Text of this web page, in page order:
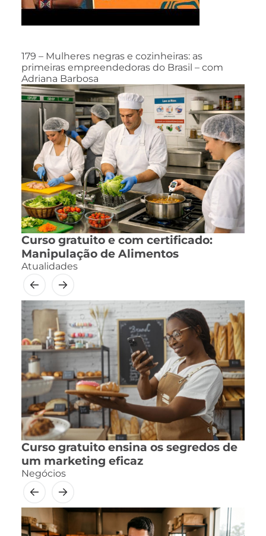
179 – Mulheres negras e cozinheiras: as
primeiras empreendedoras do Brasil – com
Adriana Barbosa
Curso gratuito e com certificado:
Manipulação de Alimentos
Atualidades
Curso gratuito ensina os segredos de
um marketing eficaz
Negócios